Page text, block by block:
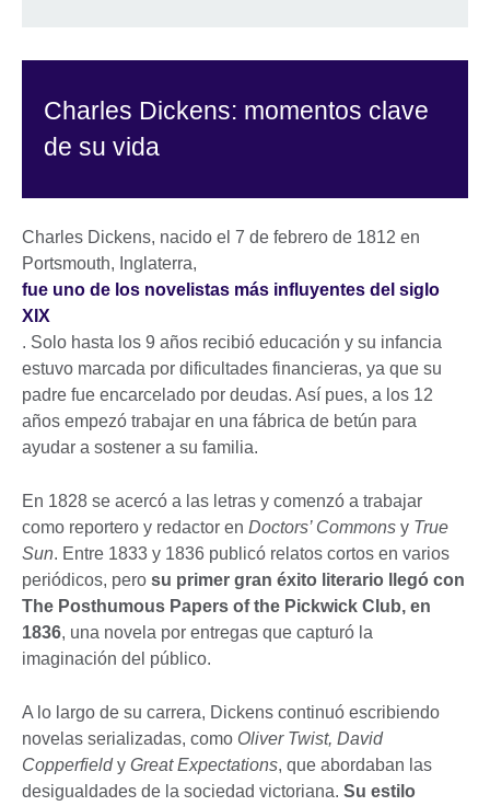
Charles Dickens: momentos clave
de su vida
Charles Dickens, nacido el 7 de febrero de 1812 en
Portsmouth, Inglaterra,
fue uno de los novelistas más influyentes del siglo
XIX
. Solo hasta los 9 años recibió educación y su infancia
estuvo marcada por dificultades financieras, ya que su
padre fue encarcelado por deudas. Así pues, a los 12
años empezó trabajar en una fábrica de betún para
ayudar a sostener a su familia.
En 1828 se acercó a las letras y comenzó a trabajar
como reportero y redactor en Doctors’ Commons y True
Sun. Entre 1833 y 1836 publicó relatos cortos en varios
periódicos, pero su primer gran éxito literario llegó con
The Posthumous Papers of the Pickwick Club, en
1836, una novela por entregas que capturó la
imaginación del público.
A lo largo de su carrera, Dickens continuó escribiendo
novelas serializadas, como Oliver Twist, David
Copperfieldy Great Expectations, que abordaban las
desigualdades de la sociedad victoriana. Su estilo